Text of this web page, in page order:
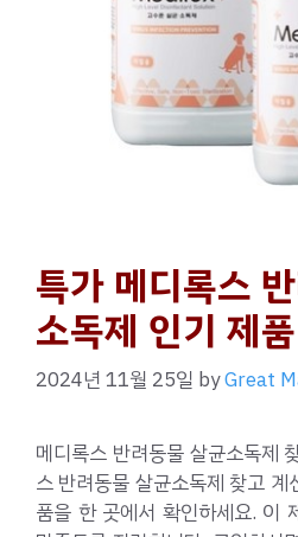
특가 메디록스
소독제 인기 제
2024년 11월 25일 byGreat
메디록스 반려동물 살균소독제
스 반려동물 살균소독제 찾고 계
품을 한 곳에서 확인하세요. 이